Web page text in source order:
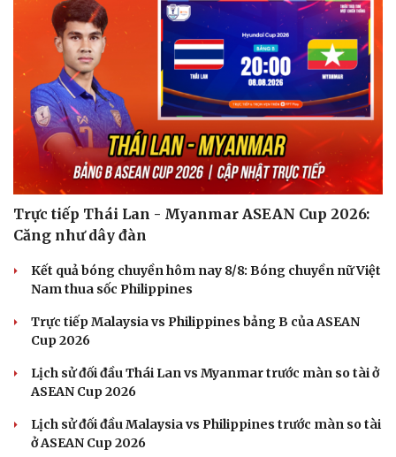
Trực tiếp Thái Lan - Myanmar ASEAN Cup 2026:
Căng như dây đàn
Kết quả bóng chuyền hôm nay 8/8: Bóng chuyền nữ Việt
Nam thua sốc Philippines
Trực tiếp Malaysia vs Philippines bảng B của ASEAN
Cup 2026
Lịch sử đối đầu Thái Lan vs Myanmar trước màn so tài ở
ASEAN Cup 2026
Lịch sử đối đầu Malaysia vs Philippines trước màn so tài
ở ASEAN Cup 2026